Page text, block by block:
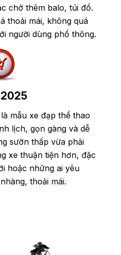
chở thêm balo, túi đồ.
thoải mái, không quá
người dùng phổ thông.
mẫu xe đạp thể thao
lịch, gọn gàng và dễ
sườn thấp vừa phải
xe thuận tiện hơn, đặc
hoặc những ai yêu
thoải mái.